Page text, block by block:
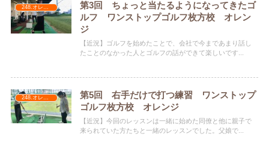
248.オレンジ
第3回 ちょっと当たるようになってきたゴ
ルフ ワンストップゴルフ枚方校 オレン
ジ
【近況】ゴルフを始めたことで、会社で今まであまり話し
たことのなかった人とゴルフの話ができて楽しいです...
第5回 右手だけで打つ練習 ワンストップ
ゴルフ枚方校 オレンジ
【近況】今回のレッスンは一緒に始めた同僚と他に親子で
来られていた方たちと一緒のレッスンでした。父娘で...